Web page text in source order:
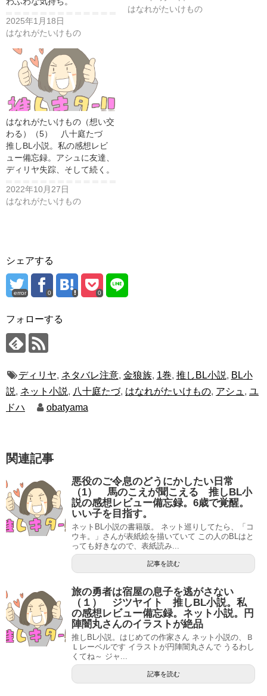
2025年1月18日
はなれがたいけもの
はなれがたいけもの
はなれがたいけもの（想い交
わる）（5） 八十庭たづ
推しBL小説。私の感想レビ
ュー備忘録。アシュに友達、
ディリヤ失踪、そして続く。
2022年10月27日
はなれがたいけもの
シェアする
error 0 0
フォローする
ディリヤ, ネタバレ注意, 金狼族, 1巻, 推しBL小説, BL小
説, ネット小説, 八十庭たづ, はなれがたいけもの, アシュ , ユ
ドハ
obatyama
関連記事
悪役のご令息のどうにかしたい日常
（1） 馬のこえが聞こえる 推しBL小
説の感想レビュー備忘録。6歳で覚醒。
いい子を目指す。
ネットBL小説の書籍版。 ネット巡りしてたら、「コ
ウキ。」さんが表紙絵を描いていて この人のBLはと
っても好きなので、表紙読み...
記事を読む
旅の勇者は宿屋の息子を逃がさない
（１） ジツヤイト 推しBL小説。私
の感想レビュー備忘録。ネット小説。円
陣闇丸さんのイラストが絶品
推しBL小説。はじめての作家さん ネット小説の、Ｂ
Ｌレーベルです イラストが円陣闇丸さんで うるわし
くてね～ ジャ...
記事を読む